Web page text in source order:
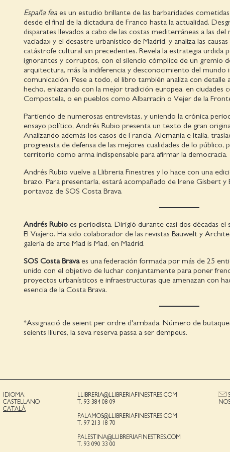
España feaes un estudio brillante de las barbaridades
desde el final de la dictadura de Franco hasta la actualidad.
disparates llevados a cabo de las costas mediterráneas a las del
vaciada» y el desastre urbanístico de Madrid, y analiza las
catástrofe cultural sin precedentes. Revela la estrategia
ignorantes y corruptos, con el silencio cómplice de un gremio
arquitectura, más la indiferencia y desconocimiento del mundo
comunicación. Pese a todo, el libro también analiza con detalle
hecho, enlazando con la mejor tradición europea, en ciudades
Compostela, o en pueblos como Albarracín o Vejer de la
Partiendo de numerosas entrevistas, y uniendo la crónica
ensayo político, Andrés Rubio presenta un texto de gran
Analizando además los casos de Francia, Alemania e Italia,
progresista de defensa de las mejores cualidades de lo público,
territorio como arma indispensable para afirmar la democracia.
Andrés Rubio vuelve a Llibreria Finestres y lo hace con una
brazo. Para presentarla, estará acompañado de Irene Gisbert y
portavoz de SOS Costa Brava.
Andrés Rubioes periodista. Dirigió durante casi dos décadas el
El Viajero. Ha sido colaborador de las revistas Bauwelt y
galería de arte Mad is Mad, en Madrid.
SOS Costa Bravaes una federación formada por más de 25
unido con el objetivo de luchar conjuntamente para poner
proyectos urbanísticos e infraestructuras que amenazan con
esencia de la Costa Brava.
*Assignació de seient per ordre d'arribada. Número de
seients lliures, la seva reserva passa a ser dempeus.
IDIOMA:
CASTELLANO
CATALÀ
LLIBRERIA@LLIBRERIAFINESTRES.COM
T. 93 384 08 09
PALAMOS@LLIBRERIAFINESTRES.COM
T. 97 213 18 70
PALESTINA@LLIBRERIAFINESTRES.COM
T. 93 090 33 00